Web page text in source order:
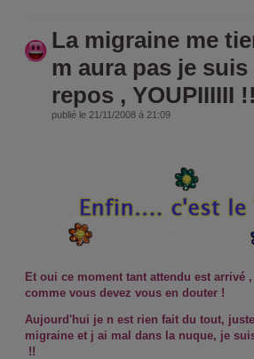
La migraine me
m aura pas je
repos , YOUPIIIIII
publié le 21/11/2008 à 21:09
Et oui ce moment tant attendu est arrivé
comme vous devez vous en douter !
Aujourd'hui je n est rien fait du tout,
migraine et j ai mal dans la nuque, je
!!